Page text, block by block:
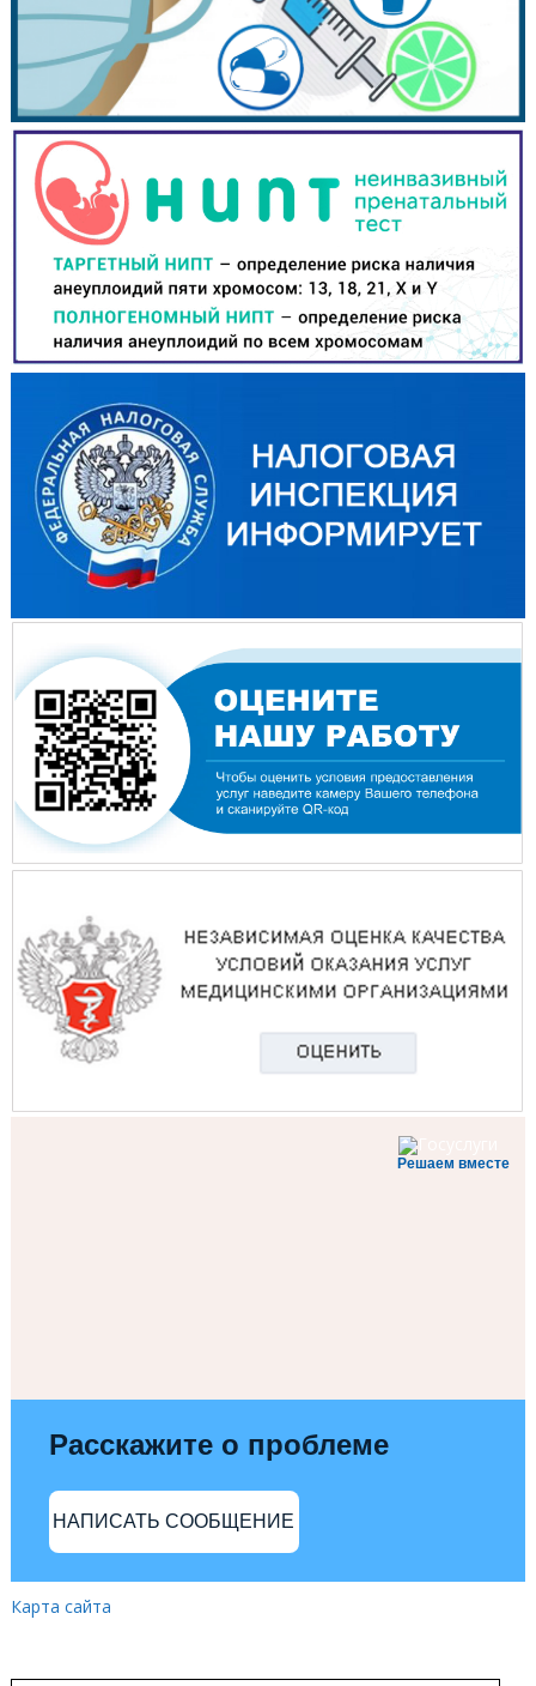
Решаем вместе
Расскажите о проблеме
НАПИСАТЬ СООБЩЕНИЕ
Карта сайта